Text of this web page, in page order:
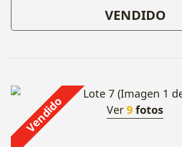
VENDIDO
Vendido Ver 9 fotos